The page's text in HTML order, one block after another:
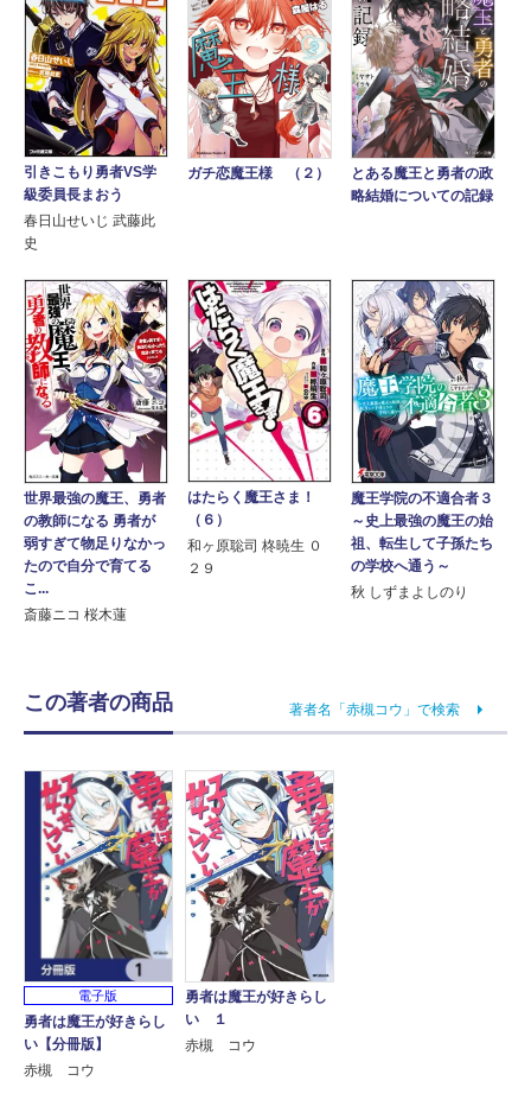
引きこもり勇者VS学
級委員長まおう
春日山せいじ 武藤此
史
ガチ恋魔王様 （２）
とある魔王と勇者の政
略結婚についての記録
世界最強の魔王、勇者
の教師になる 勇者が
弱すぎて物足りなかっ
たので自分で育てる
こ...
斎藤ニコ 桜木蓮
はたらく魔王さま！
（６）
和ヶ原聡司 柊暁生 ０
２９
魔王学院の不適合者３
～史上最強の魔王の始
祖、転生して子孫たち
の学校へ通う～
秋 しずまよしのり
この著者の商品 著者名「赤槻コウ」で検索
電子版
勇者は魔王が好きらし
い【分冊版】
赤槻 コウ
勇者は魔王が好きらし
い １
赤槻 コウ